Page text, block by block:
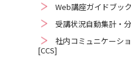
Web講座ガイドブッ
受講状況自動集計・
社内コミュニケーシ
[CCS]